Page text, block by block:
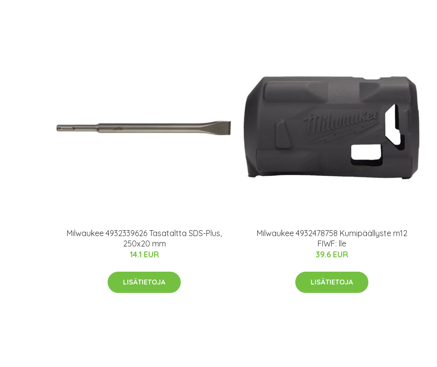
Milwaukee 4932339626 Tasataltta SDS-Plus,
250x20 mm
14.1 EUR
LISÄTIETOJA
Milwaukee 4932478758 Kumipäällyste m12
FIWF: lle
39.6 EUR
LISÄTIETOJA